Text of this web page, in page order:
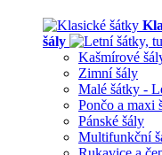
šály
Kašmírové
Zimní šály
Malé šátky -
Pončo a maxi
Pánské šály
Multifunkční